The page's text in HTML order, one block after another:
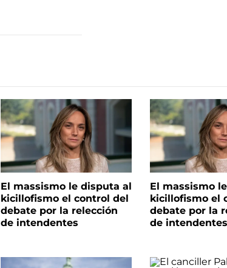
El massismo le disputa al
kicillofismo el control del
debate por la relección
de intendentes
El massismo
kicillofismo el
debate por la
de intendentes